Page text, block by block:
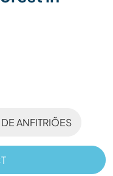
ANFITRIÕES